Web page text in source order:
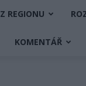
Z REGIONU
KOMENTÁŘ